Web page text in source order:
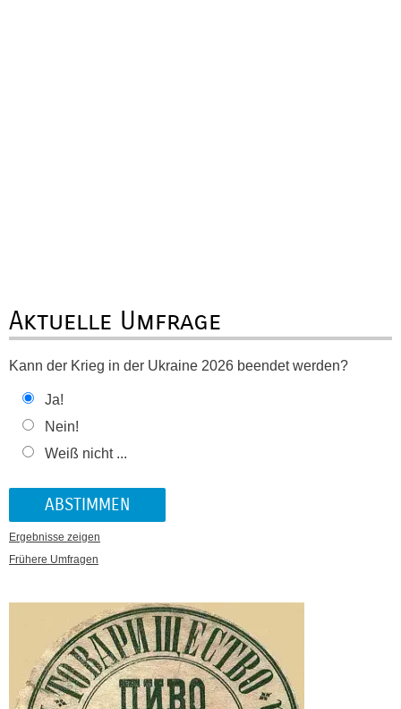
Aktuelle Umfrage
Kann der Krieg in der Ukraine 2026 beendet werden?
Ja!
Nein!
Weiß nicht ...
Ergebnisse zeigen
Frühere Umfragen